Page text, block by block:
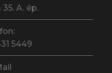
A. ép.
5449